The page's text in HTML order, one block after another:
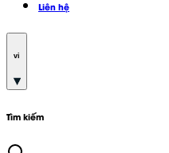
Liên hệ
vi
Tìm kiếm